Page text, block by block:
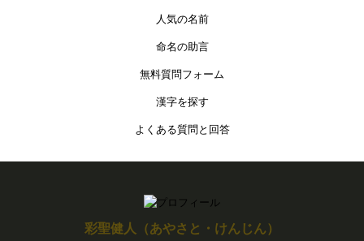
人気の名前
命名の助言
無料質問フォーム
漢字を探す
よくある質問と回答
彩聖健人（あやさと・けんじん）